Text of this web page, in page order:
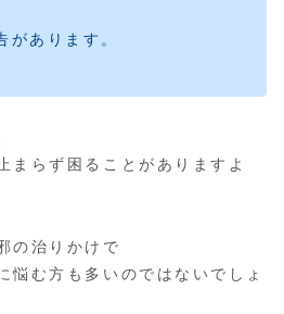
あります。
まらず困ることがありますよ
の治りかけで
悩む方も多いのではないでしょ